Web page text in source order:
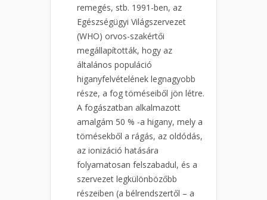
remegés, stb. 1991-ben, az
Egészségügyi Világszervezet
(WHO) orvos-szakértői
megállapították, hogy az
általános populáció
higanyfelvételének legnagyobb
része, a fog töméseiből jön létre.
A fogászatban alkalmazott
amalgám 50 % -a higany, mely a
tömésekből a rágás, az oldódás,
az ionizáció hatására
folyamatosan felszabadul, és a
szervezet legkülönbözőbb
részeiben (a bélrendszertől – a